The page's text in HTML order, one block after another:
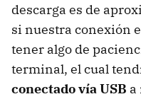
descarga es de
si nuestra conexión
tener algo de
terminal, el cual
conectado vía USB a